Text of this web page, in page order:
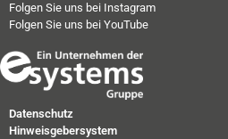
Folgen Sie uns bei Instagram
Folgen Sie uns bei YouTube
Datenschutz
Hinweisgebersystem